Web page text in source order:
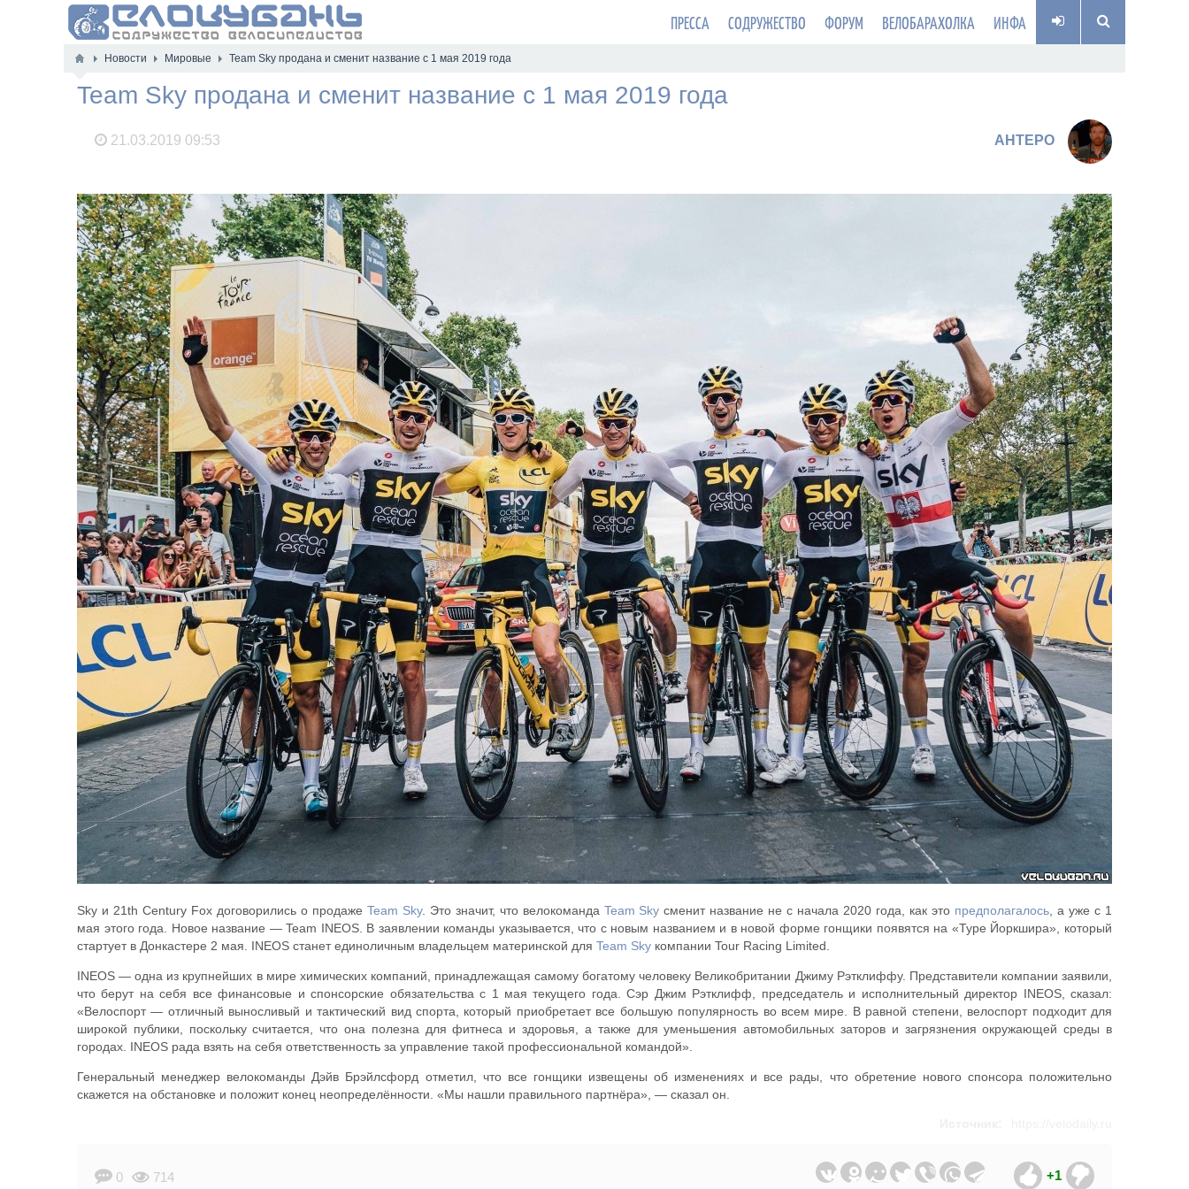
ПРЕССА СОДРУЖЕСТВО ФОРУМ ВЕЛОБАРАХОЛКА ИНФА
Новости Мировые Team Sky продана и сменит название с 1 мая 2019 года
Team Sky продана и сменит название с 1 мая 2019 года
21.03.2019 09:53 AHTEPO
Sky и 21th Century Fox договорились о продаже Team Sky. Это значит, что велокоманда Team Sky сменит название не с начала 2020 года, как это предполагалось , а уже с 1
мая этого года. Новое название — Team INEOS. В заявлении команды указывается, что с новым названием и в новой форме гонщики появятся на «Туре Йоркшира», который
стартует в Донкастере 2 мая. INEOS станет единоличным владельцем материнской для Team Sky компании Tour Racing Limited.
INEOS — одна из крупнейших в мире химических компаний, принадлежащая самому богатому человеку Великобритании Джиму Рэтклиффу. Представители компании заявили,
что берут на себя все финансовые и спонсорские обязательства с 1 мая текущего года. Сэр Джим Рэтклифф, председатель и исполнительный директор INEOS, сказал:
«Велоспорт — отличный выносливый и тактический вид спорта, который приобретает все большую популярность во всем мире. В равной степени, велоспорт подходит для
широкой публики, поскольку считается, что она полезна для фитнеса и здоровья, а также для уменьшения автомобильных заторов и загрязнения окружающей среды в
городах. INEOS рада взять на себя ответственность за управление такой профессиональной командой».
Генеральный менеджер велокоманды Дэйв Брэйлсфорд отметил, что все гонщики извещены об изменениях и все рады, что обретение нового спонсора положительно
скажется на обстановке и положит конец неопределённости. «Мы нашли правильного партнёра», — сказал он.
0 714 +1